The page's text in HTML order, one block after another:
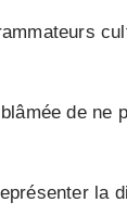
de ne
la